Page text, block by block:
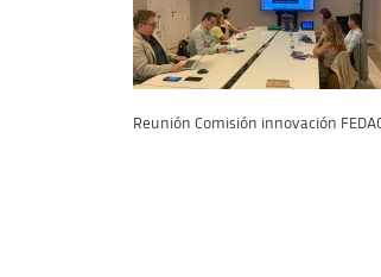
Reunión Comisión innovación